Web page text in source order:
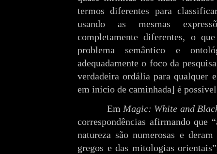
termos diferentes para
usando as mesmas
completamente diferentes, o
problema semântico e
adequadamente o foco da
verdadeira ordália para qualquer
em início de caminhada] é
Em Magic: White and
correspondências afirmando que
natureza são numerosas e
gregos e das mitologias